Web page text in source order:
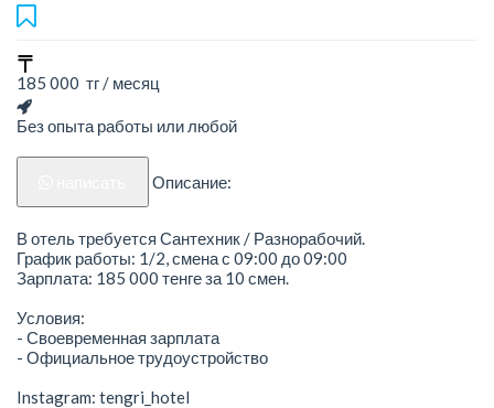
185 000 тг / месяц
Без опыта работы или любой
Описание:
В отель требуется Сантехник / Разнорабочий.
График работы: 1/2, смена с 09:00 до 09:00
Зарплата: 185 000 тенге за 10 смен.
Условия:
- Своевременная зарплата
- Официальное трудоустройство
Instagram: tengri_hotel